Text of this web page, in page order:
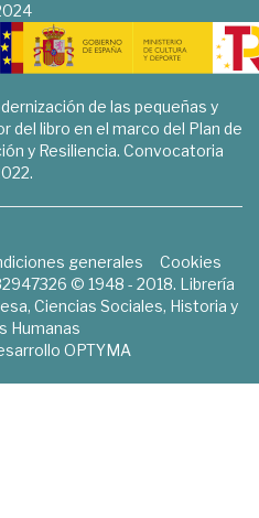
de las pequeñas y
del libro en el marco del Plan de
y Resiliencia. Convocatoria
generales
Cookies
© 1948 - 2018. Librería
Ciencias Sociales, Historia y
Humanas
OPTYMA